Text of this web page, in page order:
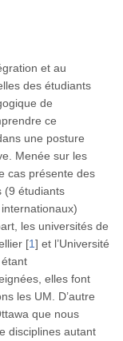
et au
des étudiants
de
ce
une posture
Menée sur les
cas présente des
(9 étudiants
les universités de
[1] et l’Université
étant
elles font
les UM. D’autre
que nous
disciplines autant